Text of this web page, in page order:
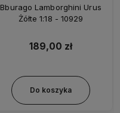
Bburago Lamborghini Urus
Żółte 1:18 - 10929
189,00 zł
Do koszyka